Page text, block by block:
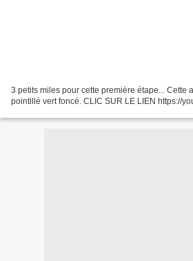
3 petits miles pour cette première étape... Cette
pointillé vert foncé. CLIC SUR LE LIEN https://